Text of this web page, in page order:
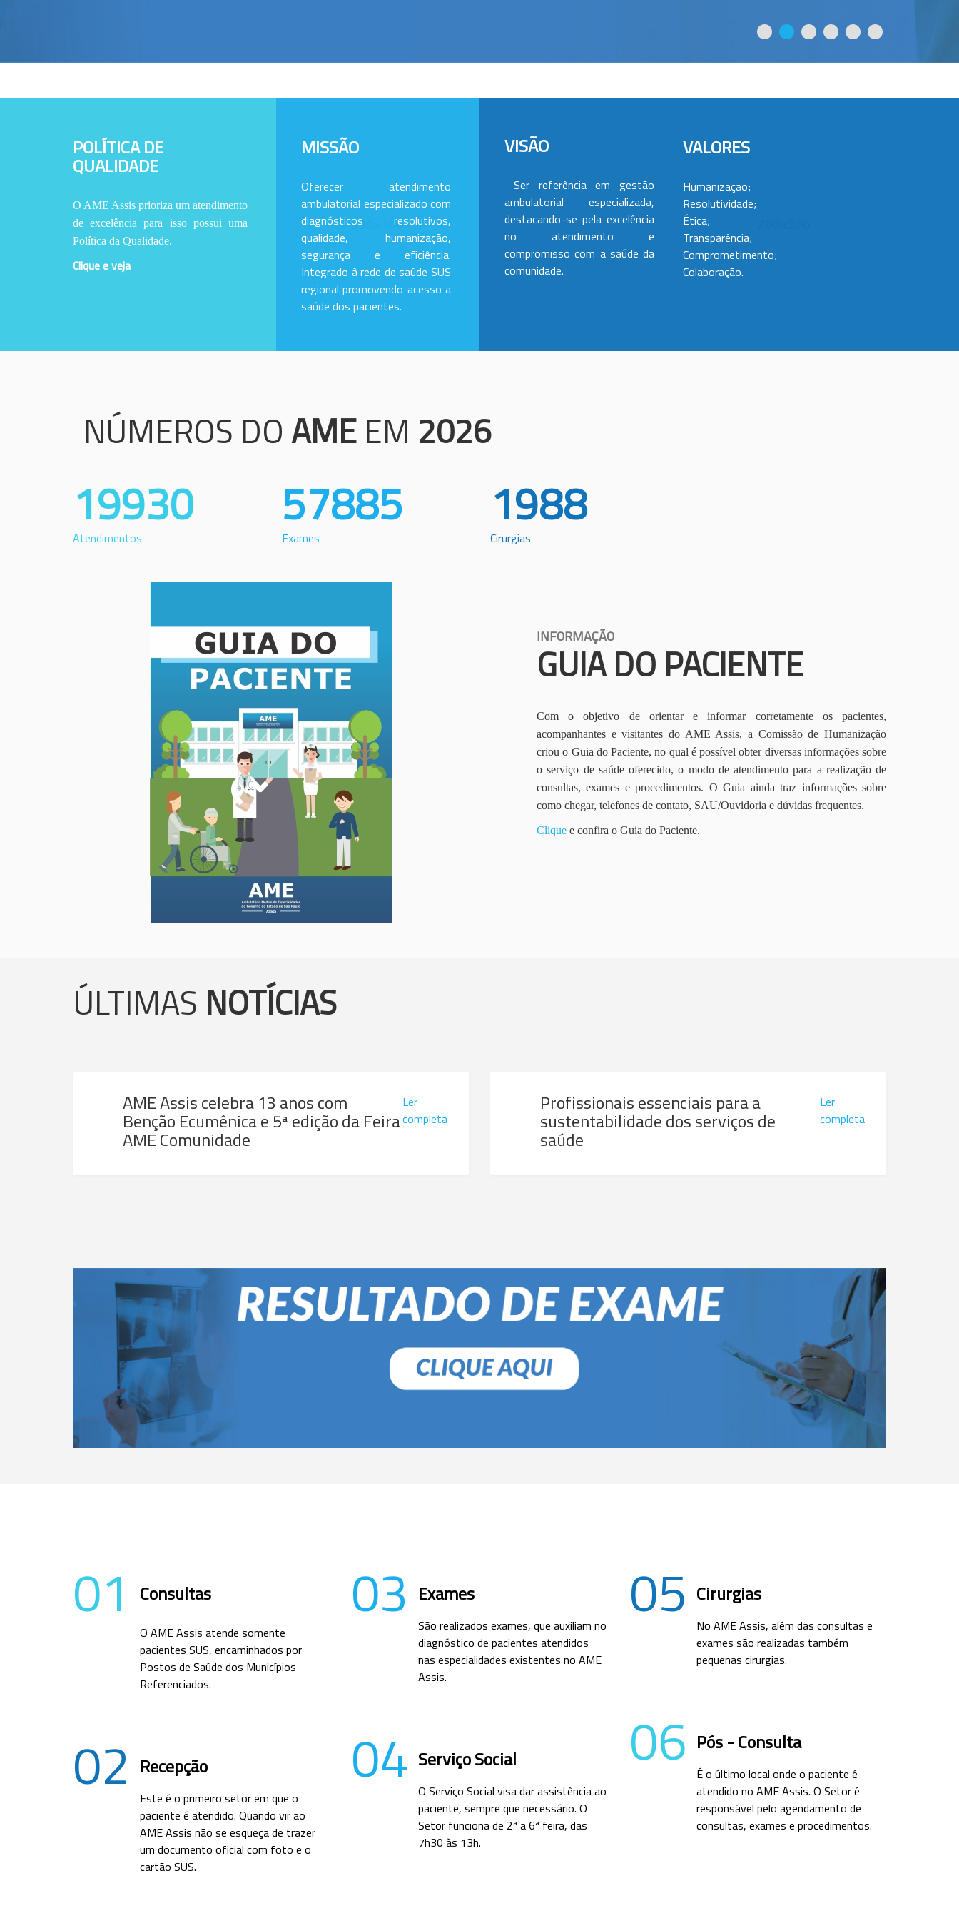
POLÍTICA DE
QUALIDADE
O AME Assis prioriza um atendimento
de excelência para isso possui uma
Política da Qualidade.
Clique e veja
MISSÃO
Oferecer atendimento
ambulatorial especializado com
diagnósticos resolutivos,
qualidade, humanização,
segurança e eficiência.
Integrado à rede de saúde SUS
regional promovendo acesso a
saúde dos pacientes.
VISÃO
Ser referência em gestão
ambulatorial especializada,
destacando-se pela excelência
no atendimento e
compromisso com a saúde da
comunidade.
VALORES
Humanização;
Resolutividade;
Ética;
Transparência;
Comprometimento;
Colaboração.
NÚMEROS DO AME EM 2026
19930
Atendimentos
57885
Exames
1988
Cirurgias
INFORMAÇÃO
GUIA DO PACIENTE
Com o objetivo de orientar e informar corretamente os pacientes,
acompanhantes e visitantes do AME Assis, a Comissão de Humanização
criou o Guia do Paciente, no qual é possível obter diversas informações sobre
o serviço de saúde oferecido, o modo de atendimento para a realização de
consultas, exames e procedimentos. O Guia ainda traz informações sobre
como chegar, telefones de contato, SAU/Ouvidoria e dúvidas frequentes.
Clique e confira o Guia do Paciente.
ÚLTIMAS NOTÍCIAS
AME Assis celebra 13 anos com
Benção Ecumênica e 5ª edição da Feira
AME Comunidade
Ler
completa
Profissionais essenciais para a
sustentabilidade dos serviços de
saúde
Ler
completa
01 Consultas
O AME Assis atende somente
pacientes SUS, encaminhados por
Postos de Saúde dos Municípios
Referenciados.
02 Recepção
Este é o primeiro setor em que o
paciente é atendido. Quando vir ao
AME Assis não se esqueça de trazer
um documento oficial com foto e o
cartão SUS.
03 Exames
São realizados exames, que auxiliam no
diagnóstico de pacientes atendidos
nas especialidades existentes no AME
Assis.
04 Serviço Social
O Serviço Social visa dar assistência ao
paciente, sempre que necessário. O
Setor funciona de 2ª a 6ª feira, das
7h30 às 13h.
05 Cirurgias
No AME Assis, além das consultas e
exames são realizadas também
pequenas cirurgias.
06 Pós - Consulta
É o último local onde o paciente é
atendido no AME Assis. O Setor é
responsável pelo agendamento de
consultas, exames e procedimentos.